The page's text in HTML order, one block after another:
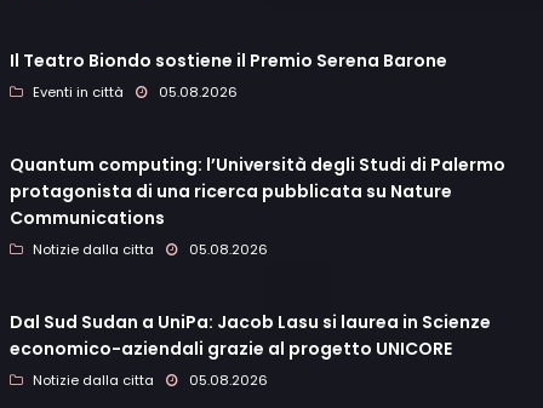
Il Teatro Biondo sostiene il Premio Serena Barone
Eventi in città 05.08.2026
Quantum computing: l’Università degli Studi di Palermo
protagonista di una ricerca pubblicata su Nature
Communications
Notizie dalla citta 05.08.2026
Dal Sud Sudan a UniPa: Jacob Lasu si laurea in Scienze
economico-aziendali grazie al progetto UNICORE
Notizie dalla citta 05.08.2026